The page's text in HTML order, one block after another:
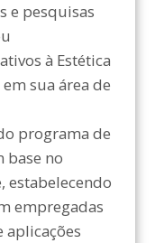
e pesquisas
à Estética
sua área de
programa de
base no
estabelecendo
empregadas
aplicações